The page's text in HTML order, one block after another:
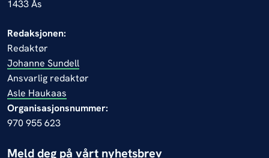
1433 Ås
Redaksjonen:
Redaktør
Johanne Sundell
Ansvarlig redaktør
Asle Haukaas
Organisasjonsnummer:
970 955 623
Meld deg på vårt nyhetsbrev